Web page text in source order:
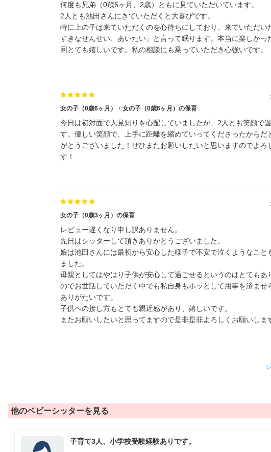
何度も兄弟（0歳6ヶ月、2歳）ともに見ていただいています。
2人とも池田さんにきていただくと大喜びです。
特に上の子は来ていただくのを心待ちにしており、来ていただい
すきなせんせい、あいたい」と言って眠ります。本当に楽しかっ
回とても嬉しいです。私の相談にも乗っていただき心強いです。
女の子（0歳6ヶ月）・女の子（0歳6ヶ月）の保育
今日は初対面で人見知りを心配していましたが、2人とも笑顔で
す。優しい笑顔で、上手に距離を縮めていってくださったからだ
がとうございました！ぜひまたお願いしたいと思いますのでよろ
す！
女の子（0歳3ヶ月）の保育
レビュー遅くなり申し訳ありません。
先日はシッターして頂きありがとうございました。
娘は池田さんには最初から安心した様子で不安で泣くようなこと
ました。
母親としてはやはり子供が安心して過ごせるというのはとてもあ
のでお世話していただく中でも私自身もホッとして用事を済ませ
ありがたいです。
子供への接し方もとても親近感があり、嬉しいです。
またお願いしたいと思ってますので是非是非よろしくお願いしま
他のベビーシッターを見る
子育て3人、小学校受験経験ありです。